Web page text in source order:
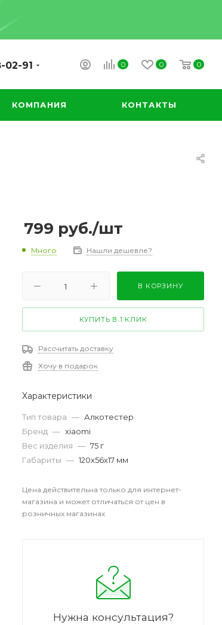
0 0 0
02-91
КОМПАНИЯ КОНТАКТЫ
799 руб./шт
Много Нашли дешевле?
В КОРЗИНУ
КУПИТЬ В 1 КЛИК
Рассчитать доставку
Хочу в подарок
Характеристики
Тип товара — Алкотестер
Бренд — xiaomi
Вес изделия — 75 г
Габариты — 120х56х17 мм
Цена действительна только для интернет-
магазина и может отличаться от цен в
розничных магазинах
Нужна консультация?